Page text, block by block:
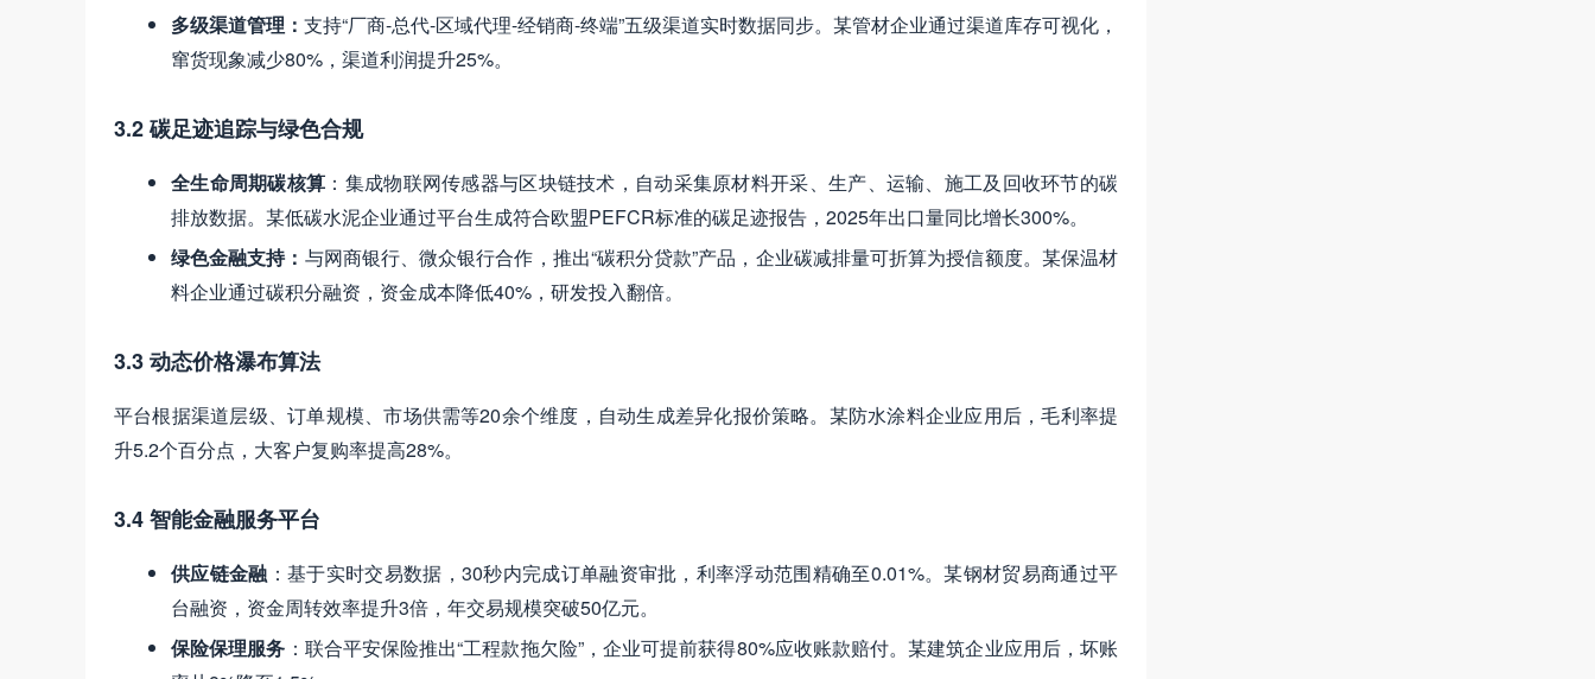
多级渠道管理 ： 支持“厂商-总代-区域代理-经销商-终端”五级渠道实时数据同步。某管材企业通过渠道库存可视化，
窜货现象减少80%，渠道利润提升25%。
3.2 碳足迹追踪与绿色合规
全生命周期碳核算 ：集成物联网传感器与区块链技术，自动采集原材料开采、生产、运输、施工及回收环节的碳
排放数据。某低碳水泥企业通过平台生成符合欧盟PEFCR标准的碳足迹报告，2025年出口量同比增长300%。
绿色金融支持： 与网商银行、微众银行合作，推出“碳积分贷款”产品，企业碳减排量可折算为授信额度。某保温材
料企业通过碳积分融资，资金成本降低40%，研发投入翻倍。
3.3 动态价格瀑布算法
平台根据渠道层级、订单规模、市场供需等20余个维度，自动生成差异化报价策略。某防水涂料企业应用后，毛利率提
升5.2个百分点，大客户复购率提高28%。
3.4 智能金融服务平台
供应链金融 ：基于实时交易数据，30秒内完成订单融资审批，利率浮动范围精确至0.01%。某钢材贸易商通过平
台融资，资金周转效率提升3倍，年交易规模突破50亿元。
保险保理服务 ：联合平安保险推出“工程款拖欠险”，企业可提前获得80%应收账款赔付。某建筑企业应用后，坏账